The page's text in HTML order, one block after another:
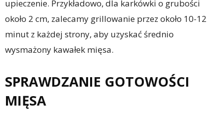
upieczenie. Przykładowo, dla karkówki o grubości
około 2 cm, zalecamy grillowanie przez około 10-12
minut z każdej strony, aby uzyskać średnio
wysmażony kawałek mięsa.
SPRAWDZANIE GOTOWOŚCI
MIĘSA